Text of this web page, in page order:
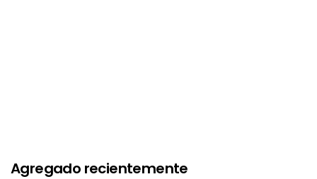
Agregado recientemente